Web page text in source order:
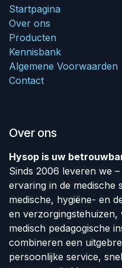
Startpagina
Over ons
Producten
Kennisbank
Algemene Voorwaarden
Contact
Over ons
Hysop is uw
Sinds 2006 leveren we
ervaring in de medische
medische, hygiëne- en
en
medisch pedagogische
combineren een
persoonlijke service,